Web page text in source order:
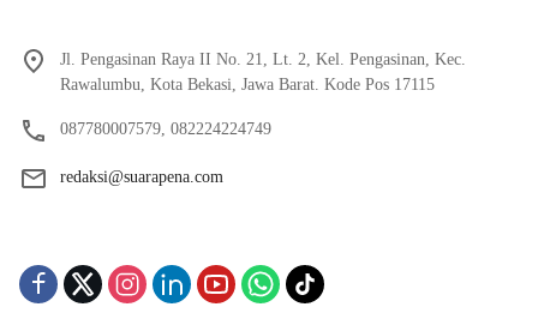
Jl. Pengasinan Raya II No. 21, Lt. 2, Kel. Pengasinan, Kec.
Rawalumbu, Kota Bekasi, Jawa Barat. Kode Pos 17115
087780007579, 082224224749
redaksi@suarapena.com